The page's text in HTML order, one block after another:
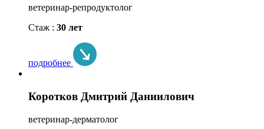
ветеринар-репродуктолог
Стаж : 30 лет
подробнее
Коротков Дмитрий Даниилович
ветеринар-дерматолог